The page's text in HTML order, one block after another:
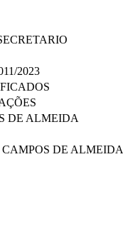
2023
DE ALMEIDA
CAMPOS DE ALMEIDA